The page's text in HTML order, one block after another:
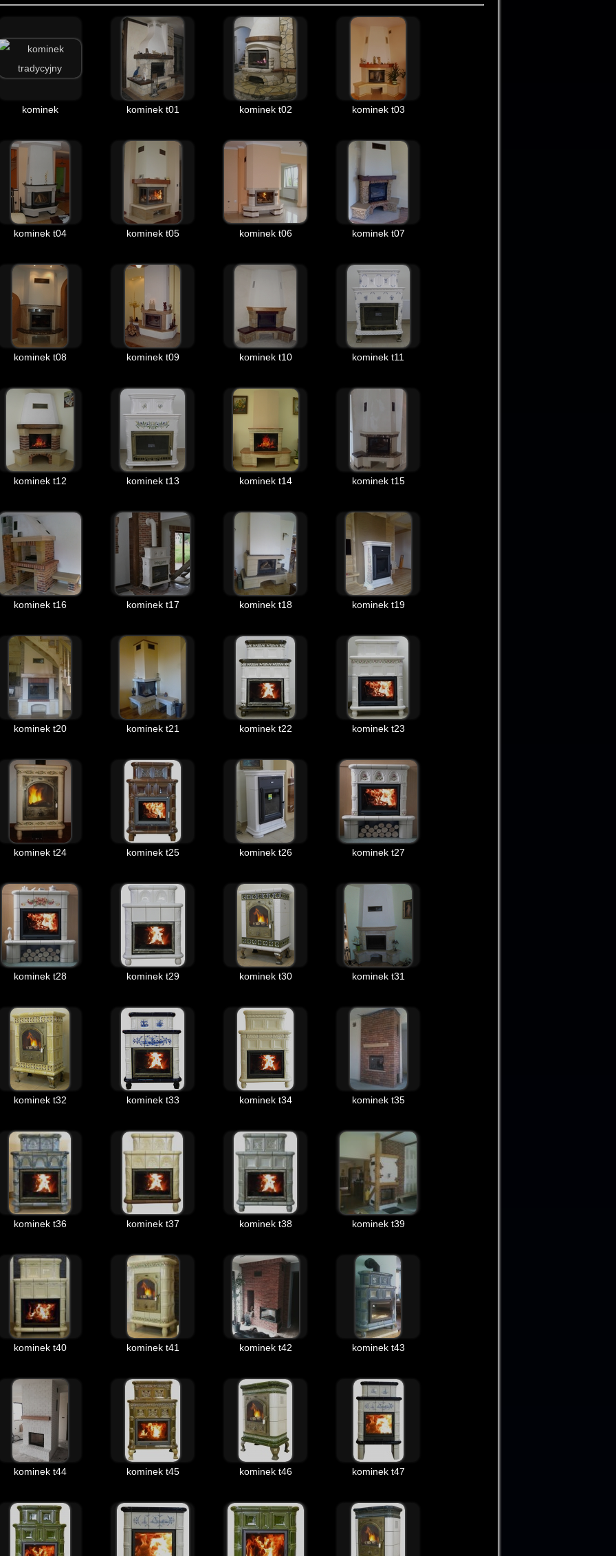
kominek kominek t01 kominek t02 kominek t03
kominek t04 kominek t05 kominek t06 kominek t07
kominek t08 kominek t09 kominek t10 kominek t11
kominek t12 kominek t13 kominek t14 kominek t15
kominek t16 kominek t17 kominek t18 kominek t19
kominek t20 kominek t21 kominek t22 kominek t23
kominek t24 kominek t25 kominek t26 kominek t27
kominek t28 kominek t29 kominek t30 kominek t31
kominek t32 kominek t33 kominek t34 kominek t35
kominek t36 kominek t37 kominek t38 kominek t39
kominek t40 kominek t41 kominek t42 kominek t43
kominek t44 kominek t45 kominek t46 kominek t47